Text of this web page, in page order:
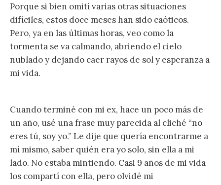
Porque si bien omití varias otras situaciones
difíciles, estos doce meses han sido caóticos.
Pero, ya en las últimas horas, veo como la
tormenta se va calmando, abriendo el cielo
nublado y dejando caer rayos de sol y esperanza a
mi vida.
Cuando terminé con mi ex, hace un poco más de
un año, usé una frase muy parecida al cliché “no
eres tú, soy yo.” Le dije que quería encontrarme a
mí mismo, saber quién era yo solo, sin ella a mi
lado. No estaba mintiendo. Casi 9 años de mi vida
los compartí con ella, pero olvidé mi